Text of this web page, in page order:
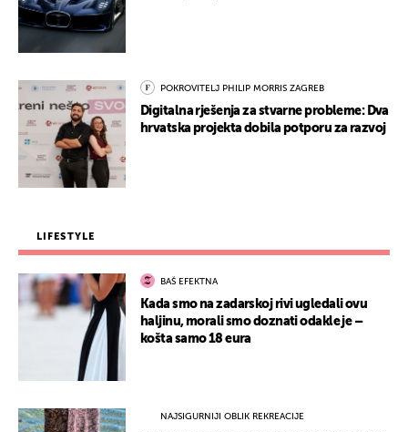
POKROVITELJ PHILIP MORRIS ZAGREB
Digitalna rješenja za stvarne probleme: Dva
hrvatska projekta dobila potporu za razvoj
LIFESTYLE
BAŠ EFEKTNA
Kada smo na zadarskoj rivi ugledali ovu
haljinu, morali smo doznati odakle je –
košta samo 18 eura
NAJSIGURNIJI OBLIK REKREACIJE